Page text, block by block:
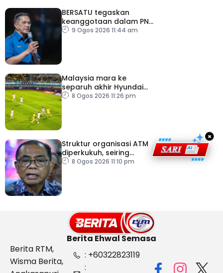
BERSATU tegaskan
keanggotaan dalam PN
masih sah
9 Ogos 2026 11:44 am
Malaysia mara ke
separuh akhir Hyundai
ASEAN Cup
8 Ogos 2026 11:26 pm
Struktur organisasi ATM
diperkukuh, seiring
pemodenan aset
8 Ogos 2026 11:10 pm
×
Berita Ehwal Semasa
Berita RTM,
Wisma Berita,
: +60322823119
: